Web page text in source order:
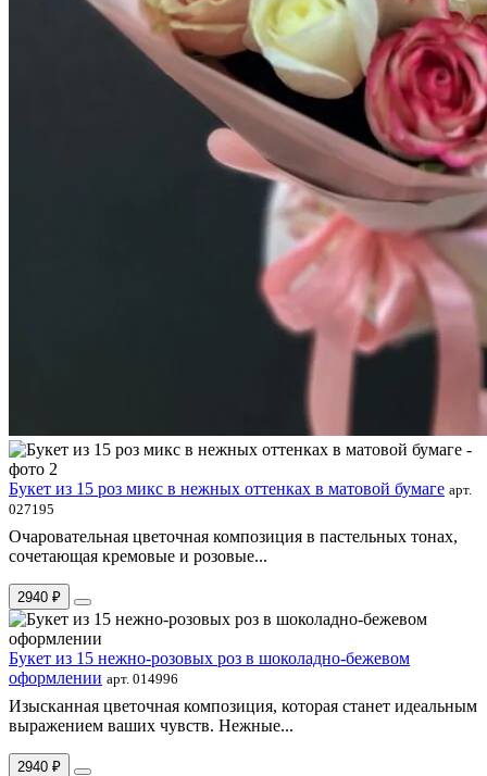
Букет из 15 роз микс в нежных оттенках в матовой бумаге арт.
027195
Очаровательная цветочная композиция в пастельных тонах,
сочетающая кремовые и розовые...
2940 ₽
Букет из 15 нежно-розовых роз в шоколадно-бежевом
оформлении арт. 014996
Изысканная цветочная композиция, которая станет идеальным
выражением ваших чувств. Нежные...
2940 ₽